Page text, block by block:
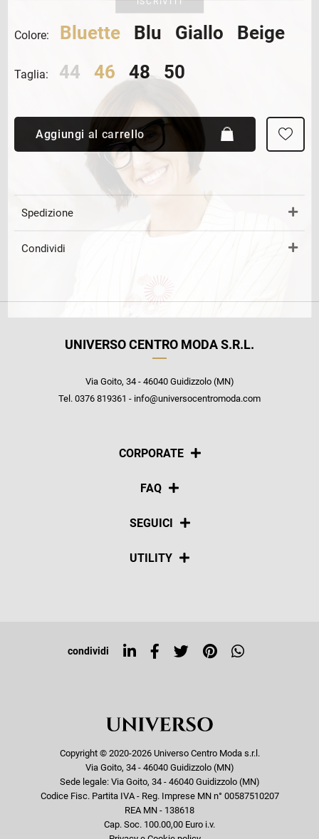
Colore: Bluette Blu Giallo Beige
Taglia: 44 46 48 50
Aggiungi al carrello
Spedizione
Condividi
UNIVERSO CENTRO MODA S.R.L.
Via Goito, 34 - 46040 Guidizzolo (MN)
Tel. 0376 819361 - info@universocentromoda.com
CORPORATE
Chi siamo
FAQ
Pagamenti
SEGUICI
Social
UTILITY
Top ricerche
condividi
Copyright © 2020-2026 Universo Centro Moda s.r.l.
Via Goito, 34 - 46040 Guidizzolo (MN)
Sede legale: Via Goito, 34 - 46040 Guidizzolo (MN)
Codice Fisc. Partita IVA - Reg. Imprese MN n° 00587510207
REA MN - 138618
Cap. Soc. 100.00,00 Euro i.v.